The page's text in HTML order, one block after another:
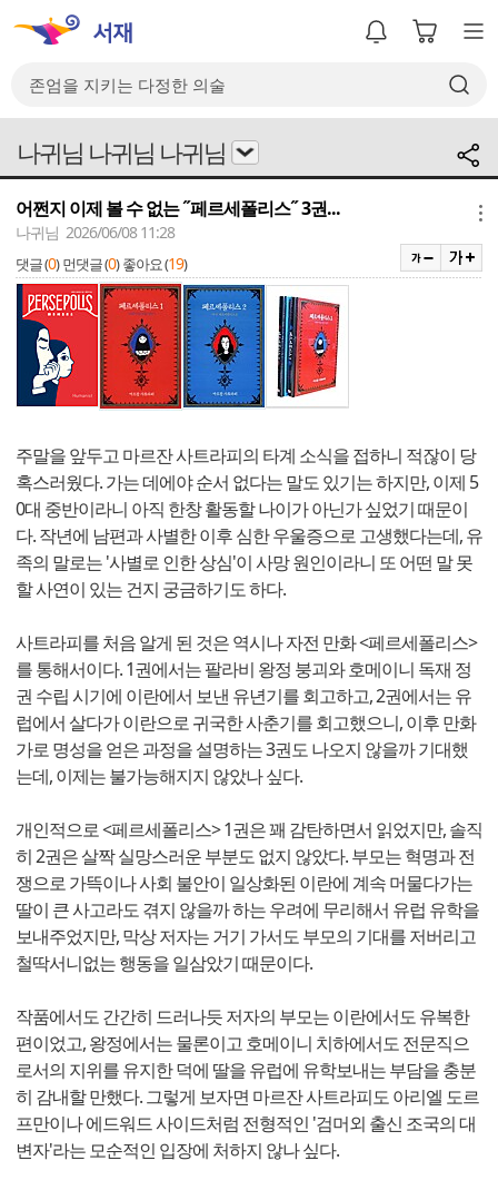
나귀님 나귀님 나귀님
어쩐지 이제 볼 수 없는 ˝페르세폴리스˝ 3권...
나귀님 2026/06/08 11:28
댓글 (0) 먼댓글 (0) 좋아요 (19)
주말을 앞두고 마르잔 사트라피의 타계 소식을 접하니 적잖이 당
혹스러웠다. 가는 데에야 순서 없다는 말도 있기는 하지만, 이제 5
0대 중반이라니 아직 한창 활동할 나이가 아닌가 싶었기 때문이
다. 작년에 남편과 사별한 이후 심한 우울증으로 고생했다는데, 유
족의 말로는 '사별로 인한 상심'이 사망 원인이라니 또 어떤 말 못
할 사연이 있는 건지 궁금하기도 하다.
사트라피를 처음 알게 된 것은 역시나 자전 만화 <페르세폴리스>
를 통해서이다. 1권에서는 팔라비 왕정 붕괴와 호메이니 독재 정
권 수립 시기에 이란에서 보낸 유년기를 회고하고, 2권에서는 유
럽에서 살다가 이란으로 귀국한 사춘기를 회고했으니, 이후 만화
가로 명성을 얻은 과정을 설명하는 3권도 나오지 않을까 기대했
는데, 이제는 불가능해지지 않았나 싶다.
개인적으로 <페르세폴리스> 1권은 꽤 감탄하면서 읽었지만, 솔직
히 2권은 살짝 실망스러운 부분도 없지 않았다. 부모는 혁명과 전
쟁으로 가뜩이나 사회 불안이 일상화된 이란에 계속 머물다가는
딸이 큰 사고라도 겪지 않을까 하는 우려에 무리해서 유럽 유학을
보내주었지만, 막상 저자는 거기 가서도 부모의 기대를 저버리고
철딱서니없는 행동을 일삼았기 때문이다.
작품에서도 간간히 드러나듯 저자의 부모는 이란에서도 유복한
편이었고, 왕정에서는 물론이고 호메이니 치하에서도 전문직으
로서의 지위를 유지한 덕에 딸을 유럽에 유학보내는 부담을 충분
히 감내할 만했다. 그렇게 보자면 마르잔 사트라피도 아리엘 도르
프만이나 에드워드 사이드처럼 전형적인 '검머외 출신 조국의 대
변자'라는 모순적인 입장에 처하지 않나 싶다.